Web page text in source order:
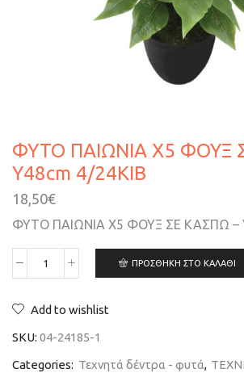
ΦΥΤΟ ΠΑΙΩΝΙΑ X5 ΦΟΥΞ
Υ48cm 4/24ΚΙΒ
18,50€
ΦΥΤΟ ΠΑΙΩΝΙΑ X5 ΦΟΥΞ ΣΕ ΚΑΣΠΩ –
ΠΡΟΣΘΉΚΗ ΣΤΟ ΚΑΛΆΘΙ
Add to wishlist
SKU: 04-24185-1
Categories: Τεχνητά δέντρα - φυτά,